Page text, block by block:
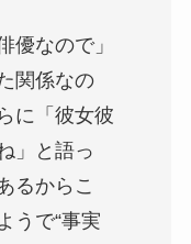
優なので」
関係なの
に「彼女彼
」と語っ
るからこ
うで“事実